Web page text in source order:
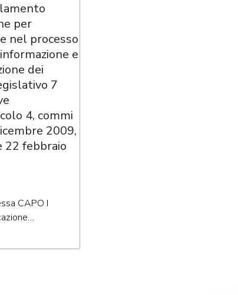
per
nel processo
e
dei
7
4, commi
2009,
22 febbraio
CAPO I